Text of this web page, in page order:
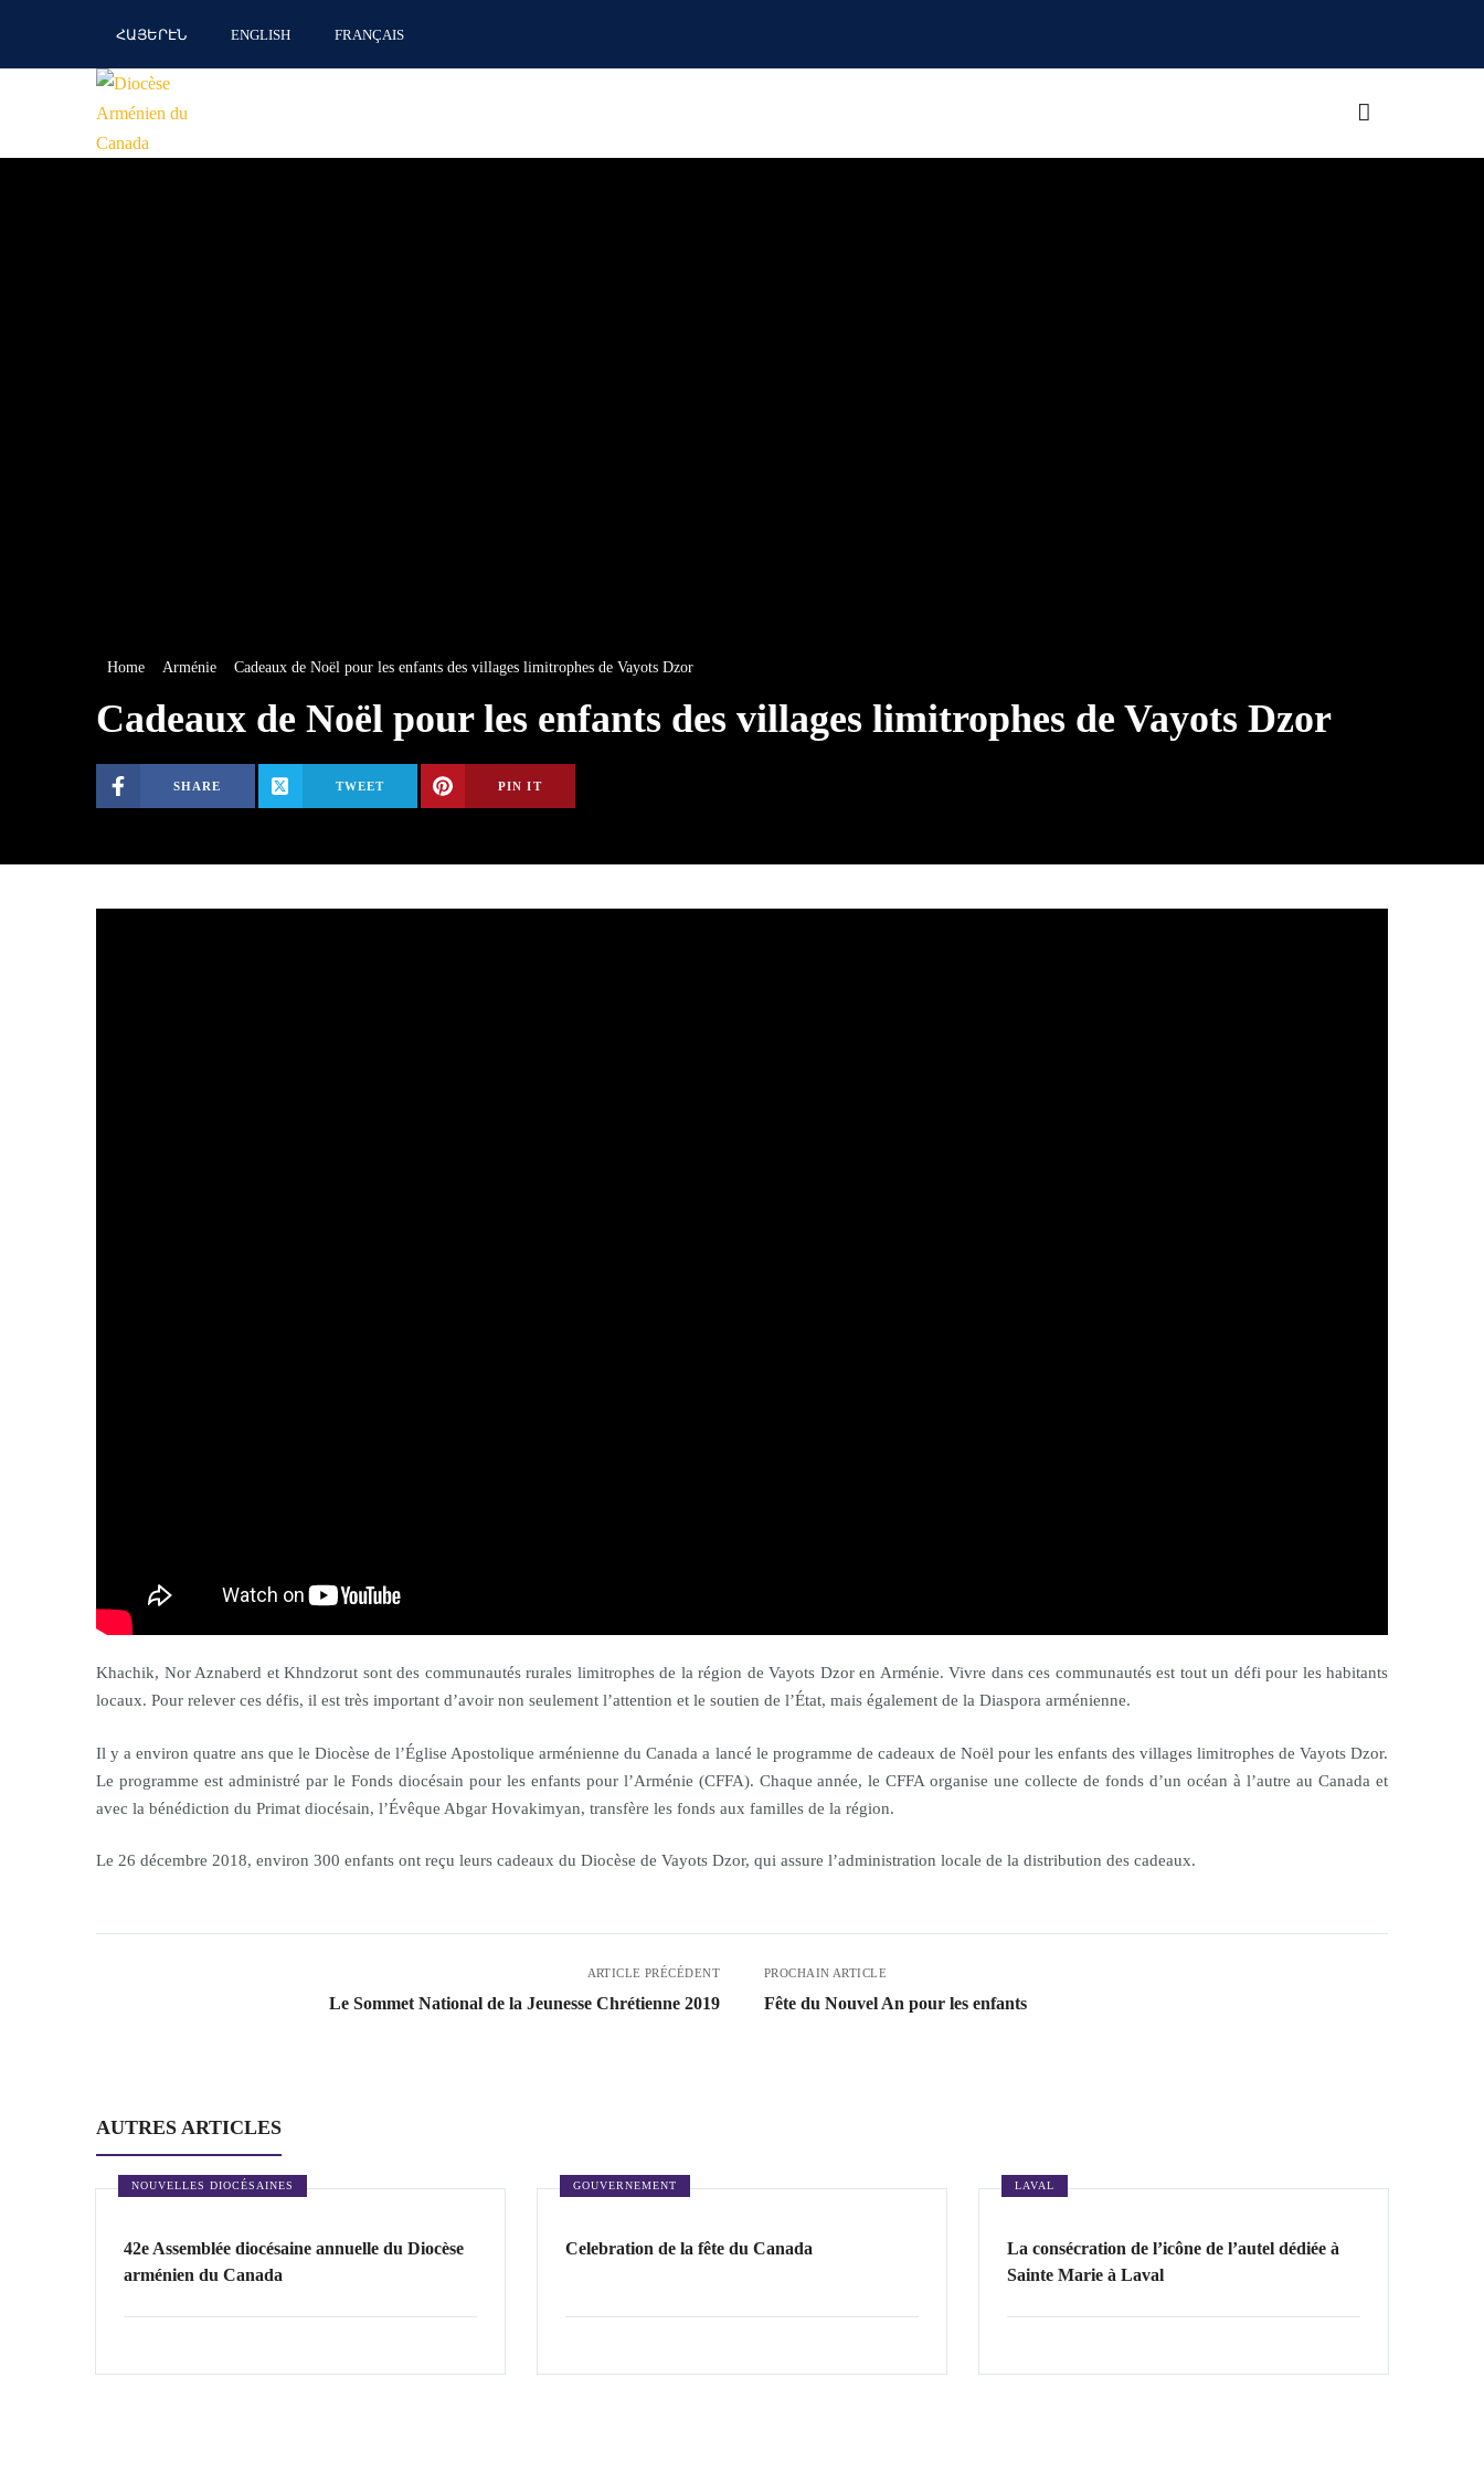
ՀԱՅԵՐԷՆ ENGLISH FRANÇAIS
Home Arménie Cadeaux de Noël pour les enfants des villages limitrophes de Vayots Dzor
Cadeaux de Noël pour les enfants des villages limitrophes de Vayots Dzor
SHARE TWEET PIN IT
Khachik, Nor Aznaberd et Khndzorut sont des communautés rurales limitrophes de la région de Vayots Dzor en Arménie. Vivre dans ces communautés est tout un défi pour les habitants
locaux. Pour relever ces défis, il est très important d’avoir non seulement l’attention et le soutien de l’État, mais également de la Diaspora arménienne.
Il y a environ quatre ans que le Diocèse de l’Église Apostolique arménienne du Canada a lancé le programme de cadeaux de Noël pour les enfants des villages limitrophes de Vayots Dzor.
Le programme est administré par le Fonds diocésain pour les enfants pour l’Arménie (CFFA). Chaque année, le CFFA organise une collecte de fonds d’un océan à l’autre au Canada et
avec la bénédiction du Primat diocésain, l’Évêque Abgar Hovakimyan, transfère les fonds aux familles de la région.
Le 26 décembre 2018, environ 300 enfants ont reçu leurs cadeaux du Diocèse de Vayots Dzor, qui assure l’administration locale de la distribution des cadeaux.
ARTICLE PRÉCÉDENT
Le Sommet National de la Jeunesse Chrétienne 2019
PROCHAIN ARTICLE
Fête du Nouvel An pour les enfants
AUTRES ARTICLES
NOUVELLES DIOCÉSAINES
42e Assemblée diocésaine annuelle du Diocèse
arménien du Canada
GOUVERNEMENT
Celebration de la fête du Canada
LAVAL
La consécration de l’icône de l’autel dédiée à
Sainte Marie à Laval